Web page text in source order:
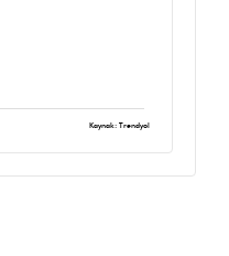
Kaynak: Trendyol